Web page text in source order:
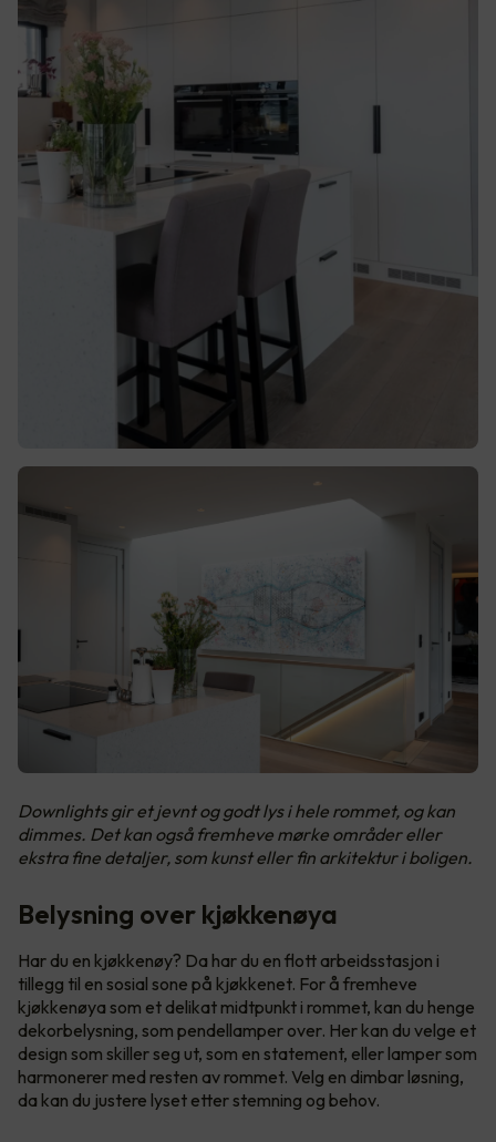
Downlights gir et jevnt og godt lys i hele rommet, og kan
dimmes. Det kan også fremheve mørke områder eller
ekstra fine detaljer, som kunst eller fin arkitektur i boligen.
Belysning over kjøkkenøya
Har du en kjøkkenøy? Da har du en flott arbeidsstasjon i
tillegg til en sosial sone på kjøkkenet. For å fremheve
kjøkkenøya som et delikat midtpunkt i rommet, kan du henge
dekorbelysning, som pendellamper over. Her kan du velge et
design som skiller seg ut, som en statement, eller lamper som
harmonerer med resten av rommet. Velg en dimbar løsning,
da kan du justere lyset etter stemning og behov.